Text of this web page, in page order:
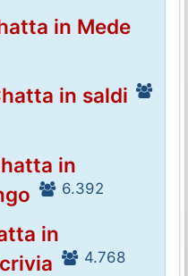
in Mede
in saldi
in
6.392
in
4.768